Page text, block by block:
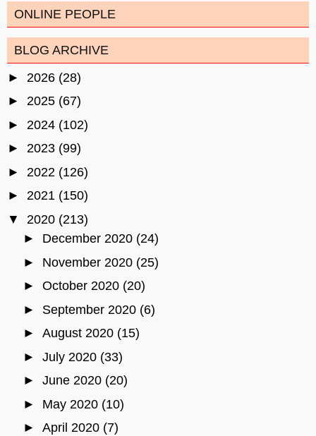
ONLINE PEOPLE
BLOG ARCHIVE
► 2026 (28)
► 2025 (67)
► 2024 (102)
► 2023 (99)
► 2022 (126)
► 2021 (150)
▼
2020 (213)
► December 2020 (24)
► November 2020 (25)
► October 2020 (20)
► September 2020 (6)
► August 2020 (15)
► July 2020 (33)
► June 2020 (20)
► May 2020 (10)
► April 2020 (7)